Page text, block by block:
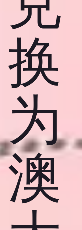
换
为
澳